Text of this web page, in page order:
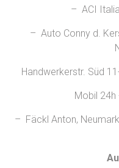
– ACI
– Auto Conny d.
Handwerkerstr. Süd
Mobil
– Fäckl Anton,